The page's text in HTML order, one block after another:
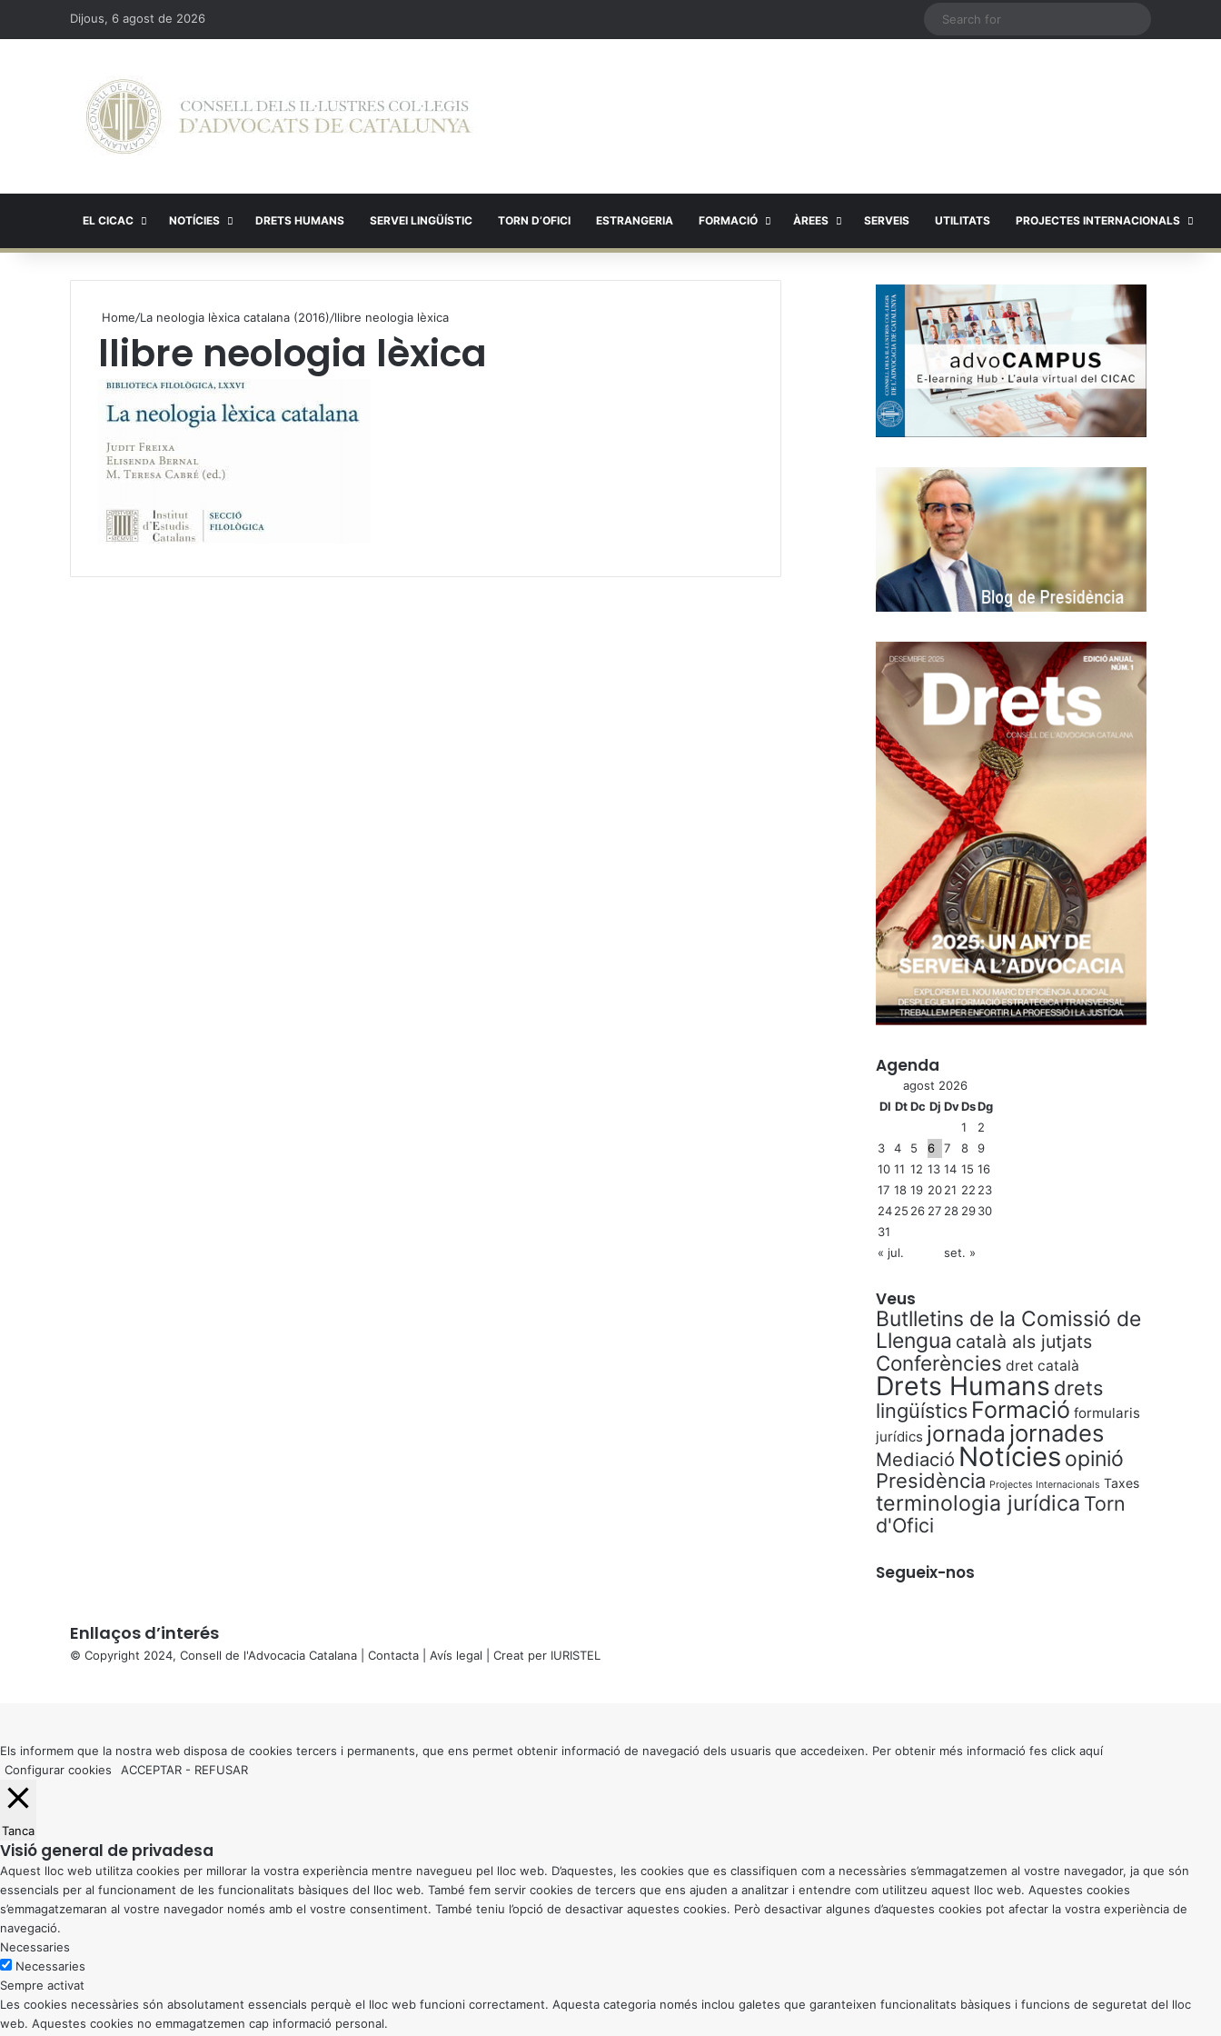
Dijous, 6 agost de 2026
EL CICAC NOTÍCIES DRETS HUMANS SERVEI LINGÜÍSTIC TORN D’OFICI ESTRANGERIA FORMACIÓ ÀREES SERVEIS UTILITATS PROJECTES INTERNACIONALS
Home/La neologia lèxica catalana (2016)/llibre neologia lèxica
llibre neologia lèxica
Agenda
agost 2026
Dl Dt Dc Dj DvDsDg
1
2
3
4 5 6 7 8
9
10 11 12 13 14 15 16
17 18 19 2021 22 23
2425 26 27 28 2930
31
« jul.
set. »
Veus
Butlletins de la Comissió de
Llengua català als jutjats
Conferències dret català
Drets Humans drets
lingüístics Formació formularis
jurídics jornada jornades
Mediació Notícies opinió
Presidència Projectes Internacionals Taxes
terminologia jurídica Torn
d'Ofici
Segueix-nos
Enllaços d’interés
© Copyright 2024, Consell de l'Advocacia Catalana | Contacta Avís legal | Creat per IURISTEL
button
Els informem que la nostra web disposa de cookies tercers i permanents, que ens permet obtenir informació de navegació dels usuaris que accedeixen. Per obtenir més informació fes click aquí
Configurar cookies
ACCEPTAR - REFUSAR
Tanca
Visió general de privadesa
Aquest lloc web utilitza cookies per millorar la vostra experiència mentre navegueu pel lloc web. D’aquestes, les cookies que es classifiquen com a necessàries s’emmagatzemen al vostre navegador, ja que són
essencials per al funcionament de les funcionalitats bàsiques del lloc web. També fem servir cookies de tercers que ens ajuden a analitzar i entendre com utilitzeu aquest lloc web. Aquestes cookies
s’emmagatzemaran al vostre navegador només amb el vostre consentiment. També teniu l’opció de desactivar aquestes cookies. Però desactivar algunes d’aquestes cookies pot afectar la vostra experiència de
navegació.
Necessaries
Necessaries
Sempre activat
Les cookies necessàries són absolutament essencials perquè el lloc web funcioni correctament. Aquesta categoria només inclou galetes que garanteixen funcionalitats bàsiques i funcions de seguretat del lloc
web. Aquestes cookies no emmagatzemen cap informació personal.